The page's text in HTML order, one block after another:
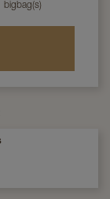
bigbag(s)